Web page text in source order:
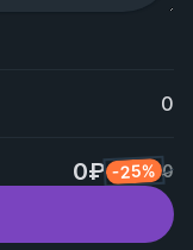
0
0₽ -25% 0